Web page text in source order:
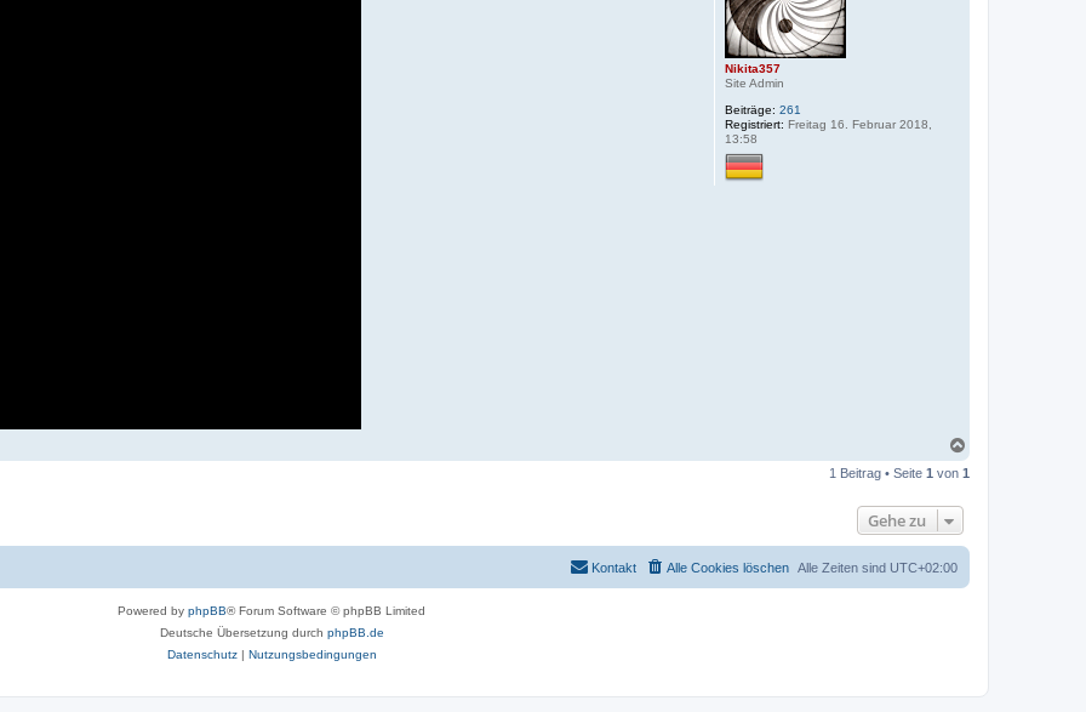
Nikita357
Site Admin
Beiträge: 261
Registriert: Freitag 16. Februar 2018,
13:58
c
1 Beitrag • Seite 1 von 1
Gehe zu
Alle Zeiten sind UTC+02:00
Alle Cookies löschen
Kontakt
Powered by phpBB® Forum Software © phpBB Limited
Deutsche Übersetzung durch phpBB.de
Datenschutz| Nutzungsbedingungen